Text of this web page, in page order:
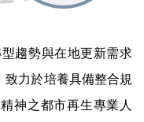
趨勢與在地更新需求
力於培養具備整合規
神之都市再生專業人